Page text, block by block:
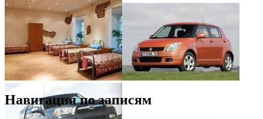
Навигация по записям